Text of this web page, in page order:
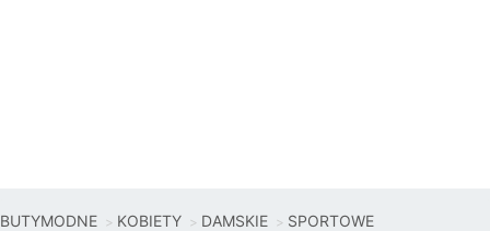
BUTYMODNE KOBIETY DAMSKIE SPORTOWE